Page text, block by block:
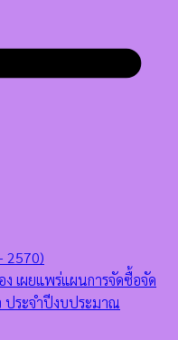
2570)
เผยแพร่แผนการจัดซื้อจัด
ประจำปีงบประมาณ